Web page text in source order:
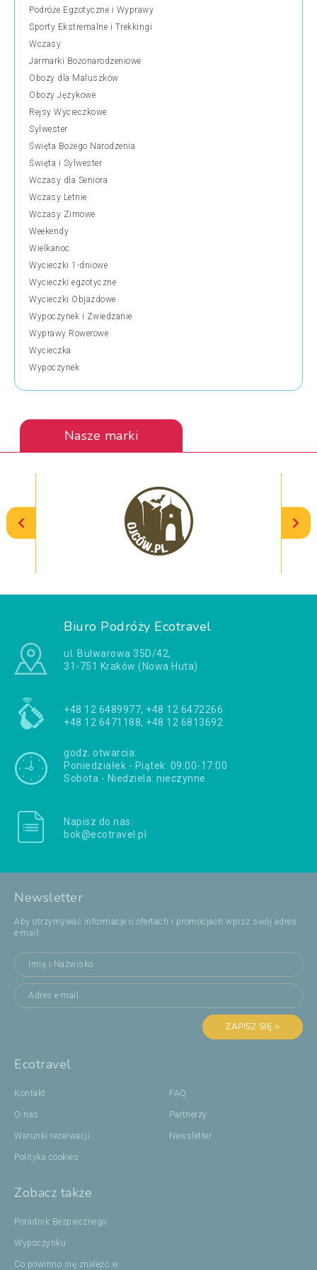
Podróże Egzotyczne i Wyprawy
Sporty Ekstremalne i Trekkingi
Wczasy
Jarmarki Bożonarodzeniowe
Obozy dla Maluszków
Obozy Językowe
Rejsy Wycieczkowe
Sylwester
Święta Bożego Narodzenia
Święta i Sylwester
Wczasy dla Seniora
Wczasy Letnie
Wczasy Zimowe
Weekendy
Wielkanoc
Wycieczki 1-dniowe
Wycieczki egzotyczne
Wycieczki Objazdowe
Wypoczynek i Zwiedzanie
Wyprawy Rowerowe
Wycieczka
Wypoczynek
Nasze marki
Biuro Podróży Ecotravel
ul. Bulwarowa 35D/42,
31-751 Kraków (Nowa Huta)
+48 12 6489977, +48 12 6472266
+48 12 6471188, +48 12 6813692
godz. otwarcia:
Poniedziałek - Piątek: 09:00-17:00
Sobota - Niedziela: nieczynne
Napisz do nas:
bok@ecotravel.pl
Newsletter
Aby otrzymywać informacje o ofertach i promocjach wpisz swój adres
e-mail:
ZAPISZ SIĘ >
Ecotravel
Kontakt
O nas
Warunki rezerwacji
Polityka cookies
FAQ
Partnerzy
Newsletter
Zobacz także
Poradnik Bezpiecznego
Wypoczynku
Co powinno się znaleźć w